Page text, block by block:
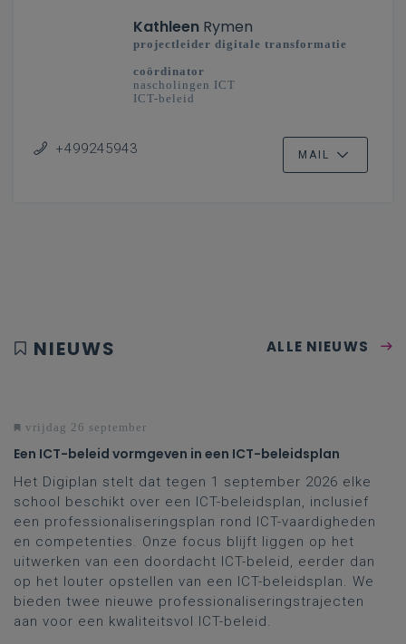
Kathleen Rymen
projectleider digitale transformatie
coördinator
nascholingen ICT
ICT-beleid
+499245943 MAIL
NIEUWS ALLE NIEUWS
vrijdag 26 september
Een ICT-beleid vormgeven in een ICT-beleidsplan
Het Digiplan stelt dat tegen 1 september 2026 elke
school beschikt over een ICT-beleidsplan, inclusief
een professionaliseringsplan rond ICT-vaardigheden
en competenties. Onze focus blijft liggen op het
uitwerken van een doordacht ICT-beleid, eerder dan
op het louter opstellen van een ICT-beleidsplan. We
bieden twee nieuwe professionaliseringstrajecten
aan voor een kwaliteitsvol ICT-beleid.